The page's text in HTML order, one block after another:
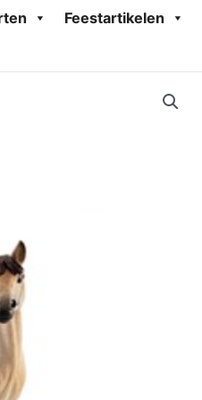
Feestartikelen